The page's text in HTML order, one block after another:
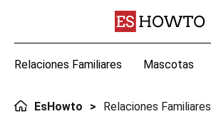
Relaciones Familiares Mascotas
EsHowto Relaciones Familiares